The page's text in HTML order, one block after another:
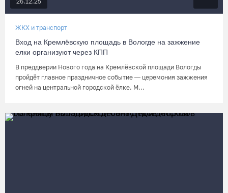
ЖКХ и транспорт
Вход на Кремлёвскую площадь в Вологде на зажжение
елки организуют через КПП
В преддверии Нового года на Кремлёвской площади Вологды
пройдёт главное праздничное событие — церемония зажжения
огней на центральной городской ёлке. М...